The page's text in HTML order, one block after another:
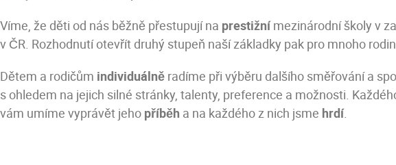
Víme, že děti od nás běžně přestupují na prestižnímezinárodní školy v
v ČR. Rozhodnutí otevřít druhý stupeň naší základky pak pro mnoho
Dětem a rodičům individuálně radíme při výběru dalšího směřování a
s ohledem na jejich silné stránky, talenty, preference a možnosti.
vám umíme vyprávět jeho příběh a na každého z nich jsme hrdí.